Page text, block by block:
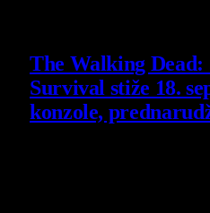
The Walking Dead:
Survival stiže 18.
konzole,